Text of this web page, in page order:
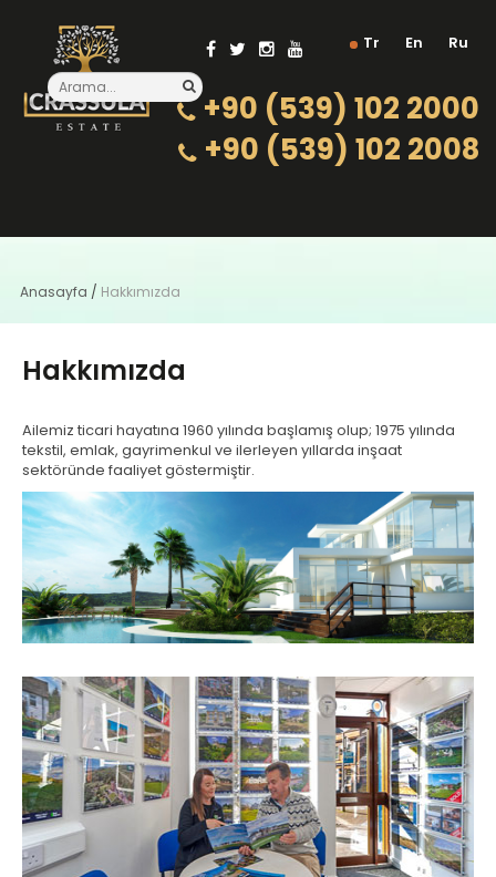
Tr En Ru
+90 (539) 102 2000
+90 (539) 102 2008
Anasayfa / Hakkımızda
Hakkımızda
Ailemiz ticari hayatına 1960 yılında başlamış olup; 1975 yılında
tekstil, emlak, gayrimenkul ve ilerleyen yıllarda inşaat
sektöründe faaliyet göstermiştir.